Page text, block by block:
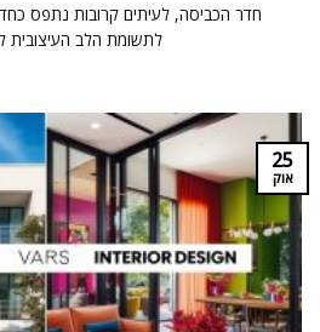
חדר הכביסה, לעיתים קרובות נתפס
לתשומת הלב העיצובית
25
אוק